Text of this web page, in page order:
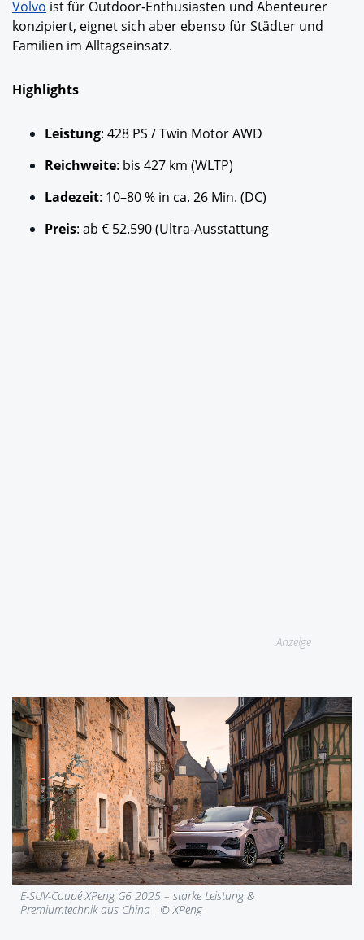
Volvo ist für Outdoor-Enthusiasten und Abenteurer
konzipiert, eignet sich aber ebenso für Städter und
Familien im Alltagseinsatz.
Highlights
Leistung: 428 PS / Twin Motor AWD
Reichweite: bis 427 km (WLTP)
Ladezeit: 10–80 % in ca. 26 Min. (DC)
Preis: ab € 52.590 (Ultra-Ausstattung
Anzeige
E-SUV-Coupé XPeng G6 2025 – starke Leistung &
Premiumtechnik aus China| © XPeng